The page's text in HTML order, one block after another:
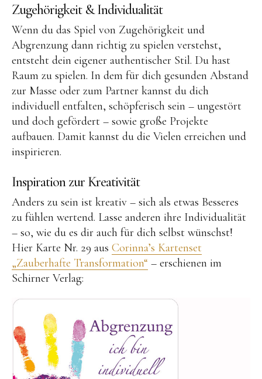
Zugehörigkeit & Individualität
Wenn du das Spiel von Zugehörigkeit und
Abgrenzung dann richtig zu spielen verstehst,
entsteht dein eigener authentischer Stil. Du hast
Raum zu spielen. In dem für dich gesunden Abstand
zur Masse oder zum Partner kannst du dich
individuell entfalten, schöpferisch sein – ungestört
und doch gefördert – sowie große Projekte
aufbauen. Damit kannst du die Vielen erreichen und
inspirieren.
Inspiration zur Kreativität
Anders zu sein ist kreativ – sich als etwas Besseres
zu fühlen wertend. Lasse anderen ihre Individualität
– so, wie du es dir auch für dich selbst wünschst!
Hier Karte Nr. 29 aus Corinna’s Kartenset
„Zauberhafte Transformation“ – erschienen im
Schirner Verlag: